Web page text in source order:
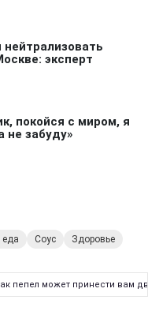
еда Соус Здоровье
пепел может принести вам